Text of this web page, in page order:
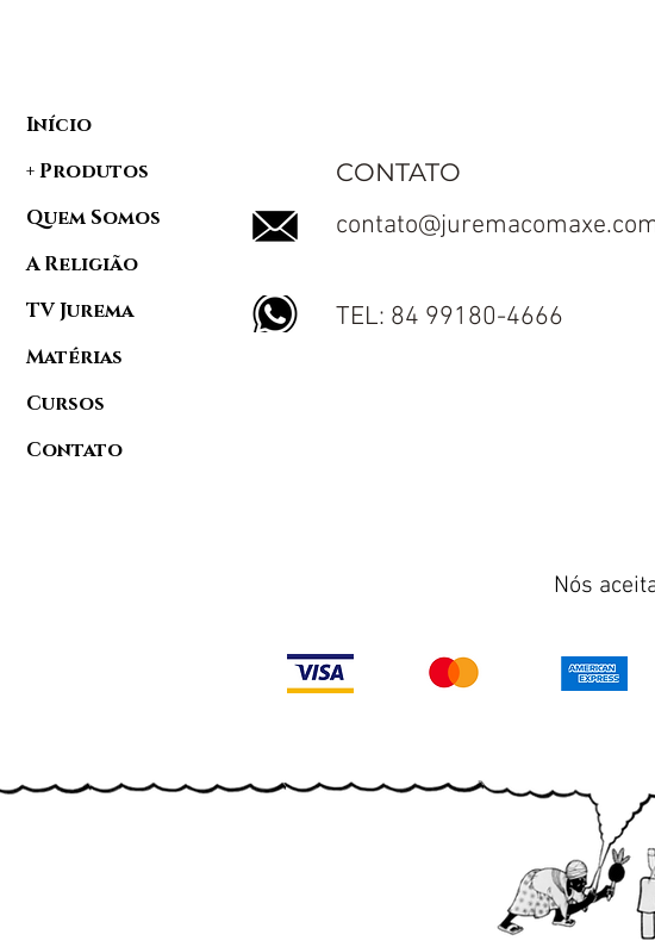
Início
+ Produtos
Quem Somos
A Religião
TV Jurema
Matérias
Cursos
Contato
CONTATO
TEL: 84 99180-4666
Nós